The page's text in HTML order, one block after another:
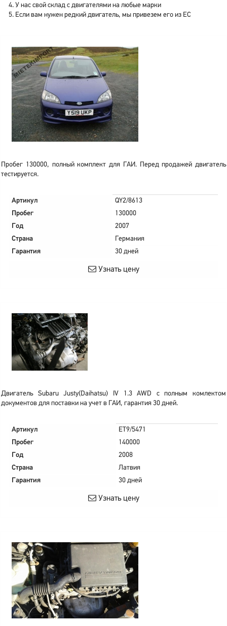
У нас свой склад с двигателями на любые марки
Если вам нужен редкий двигатель, мы привезем его из ЕС
Пробег 130000, полный комплект для ГАИ. Перед продажей двигатель
тестируется.
Артикул
QY2/8613
Пробег
130000
Год
2007
Страна
Германия
Гарантия
30 дней
Узнать цену
Двигатель Subaru Justy(Daihatsu) IV 1.3 AWD с полным комлектом
документов для поставки на учет в ГАИ, гарантия 30 дней.
Артикул
ET9/5471
Пробег
140000
Год
2008
Страна
Латвия
Гарантия
30 дней
Узнать цену